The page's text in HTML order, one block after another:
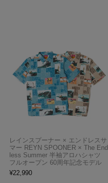
レインスプーナー × エンドレスサ
マー REYN SPOONER × The End
less Summer 半袖アロハシャツ
フルオープン 60周年記念モデル
¥22,990